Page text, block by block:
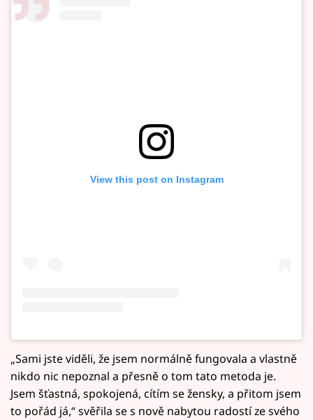
View this post on Instagram
„Sami jste viděli, že jsem normálně fungovala a vlastně
nikdo nic nepoznal a přesně o tom tato metoda je.
Jsem šťastná, spokojená, cítím se žensky, a přitom jsem
to pořád já,“ svěřila se s nově nabytou radostí ze svého